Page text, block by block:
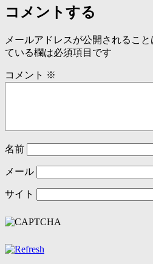
コメントする
メールアドレスが公開されること
ている欄は必須項目です
コメント ※
名前
メール
サイト